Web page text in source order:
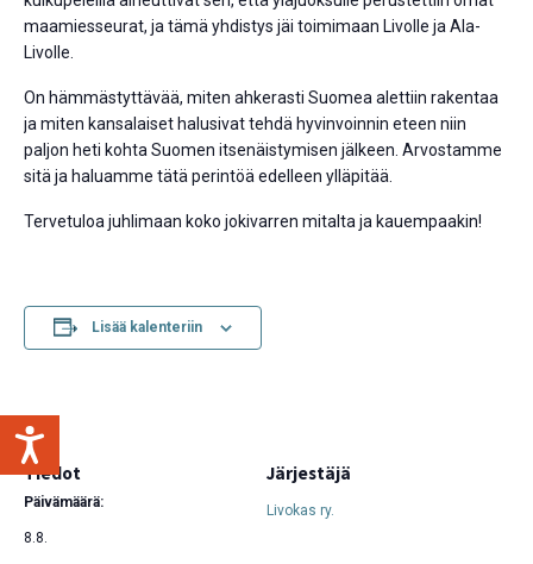
maamiesseurat, ja tämä yhdistys jäi toimimaan Livolle ja Ala-
Livolle.
On hämmästyttävää, miten ahkerasti Suomea alettiin rakentaa
ja miten kansalaiset halusivat tehdä hyvinvoinnin eteen niin
paljon heti kohta Suomen itsenäistymisen jälkeen. Arvostamme
sitä ja haluamme tätä perintöä edelleen ylläpitää.
Tervetuloa juhlimaan koko jokivarren mitalta ja kauempaakin!
Lisää kalenteriin
Tiedot
Päivämäärä:
8.8.
Järjestäjä
Livokas ry.